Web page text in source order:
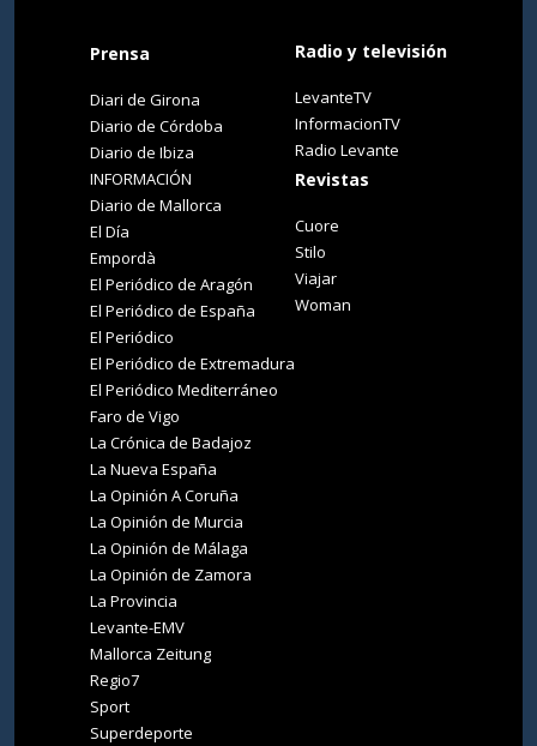
Prensa
Diari de Girona
Diario de Córdoba
Diario de Ibiza
INFORMACIÓN
Diario de Mallorca
El Día
Empordà
El Periódico de Aragón
El Periódico de España
El Periódico
El Periódico de Extremadura
El Periódico Mediterráneo
Faro de Vigo
La Crónica de Badajoz
La Nueva España
La Opinión A Coruña
La Opinión de Murcia
La Opinión de Málaga
La Opinión de Zamora
La Provincia
Levante-EMV
Mallorca Zeitung
Regio7
Sport
Superdeporte
Radio y televisión
LevanteTV
InformacionTV
Radio Levante
Revistas
Cuore
Stilo
Viajar
Woman